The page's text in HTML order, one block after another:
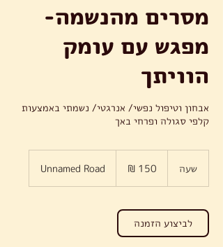
מסרים מהנשמה-
מפגש עם עומק
הוויתך
אבחון וטיפול נפשי/ אנרגטי/ נשמתי באמצעות
קלפי סגולה ופרחי באך
שעה
חדשים
Unnamed Road
לביצוע הזמנה